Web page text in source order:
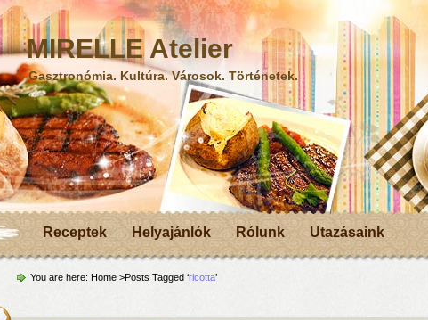
MIRELLE Atelier
Gasztronómia. Kultúra. Városok. Történetek.
Receptek Helyajánlók Rólunk Utazásaink
You are here: Home >Posts Tagged ‘ricotta’